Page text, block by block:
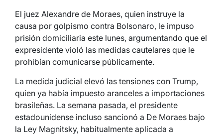
El juez Alexandre de Moraes, quien instruye la
causa por golpismo contra Bolsonaro, le impuso
prisión domiciliaria este lunes, argumentando que el
expresidente violó las medidas cautelares que le
prohibían comunicarse públicamente.
La medida judicial elevó las tensiones con Trump,
quien ya había impuesto aranceles a importaciones
brasileñas. La semana pasada, el presidente
estadounidense incluso sancionó a De Moraes bajo
la Ley Magnitsky, habitualmente aplicada a